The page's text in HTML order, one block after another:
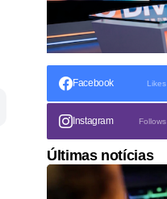
Facebook Likes
Instagram Follows
Últimas notícias